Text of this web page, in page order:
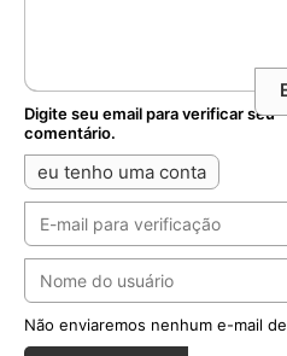
Digite seu email para verificar seu
comentário.
eu tenho uma conta
Não enviaremos nenhum e-mail